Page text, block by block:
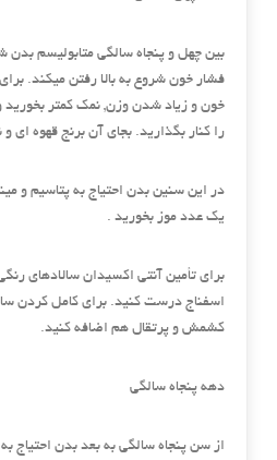
بین چهل و پنجاه سالگی متابولیسم
فشار خون شروع به بالا رفتن میکند.
خون و زیاد شدن وزن, نمک کمتر بخورید
را کنار بگذارید. بجای آن برنج قهوه
در این سنین بدن احتیاج به پتاسیم و
یک عدد موز بخورید .
برای تأمین آنتی اکسیدان سالادهای
اسفناج درست کنید. برای کامل کردن
کشمش و پرتقال هم اضافه کنید.
دهه پنجاه سالگی
از سن پنجاه سالگی به بعد بدن احتیاج